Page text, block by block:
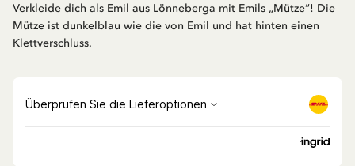
Verkleide dich als Emil aus Lönneberga mit Emils „Mütze“! Die
Mütze ist dunkelblau wie die von Emil und hat hinten einen
Klettverschluss.